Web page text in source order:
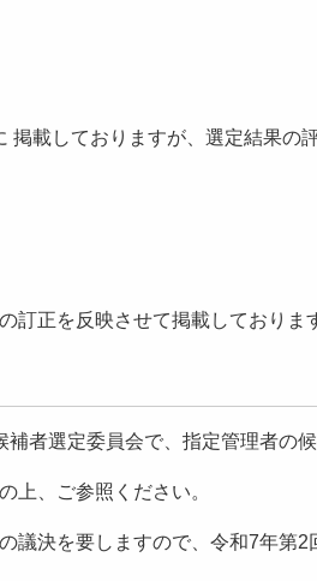
掲載しておりますが、選定結果の
正を反映させて掲載しておりま
者選定委員会で、指定管理者の
、ご参照ください。
議決を要しますので、令和7年第